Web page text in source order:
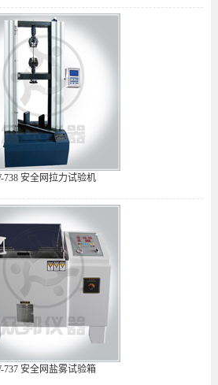
738 安全网拉力试验机
737 安全网盐雾试验箱